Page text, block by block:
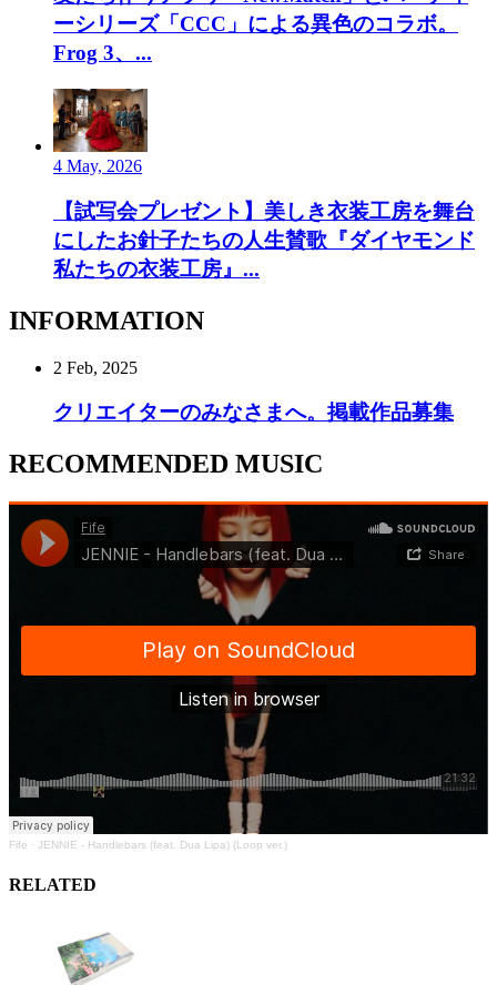
ーシリーズ「CCC」による異色のコラボ。
Frog 3、...
4 May, 2026
【試写会プレゼント】美しき衣装工房を舞台
にしたお針子たちの人生賛歌『ダイヤモンド
私たちの衣装工房』...
INFORMATION
2 Feb, 2025
クリエイターのみなさまへ。掲載作品募集
RECOMMENDED MUSIC
Fife · JENNIE - Handlebars (feat. Dua Lipa) (Loop ver.)
RELATED